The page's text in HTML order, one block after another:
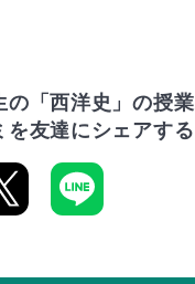
の「西洋史」の授業
を友達にシェアする